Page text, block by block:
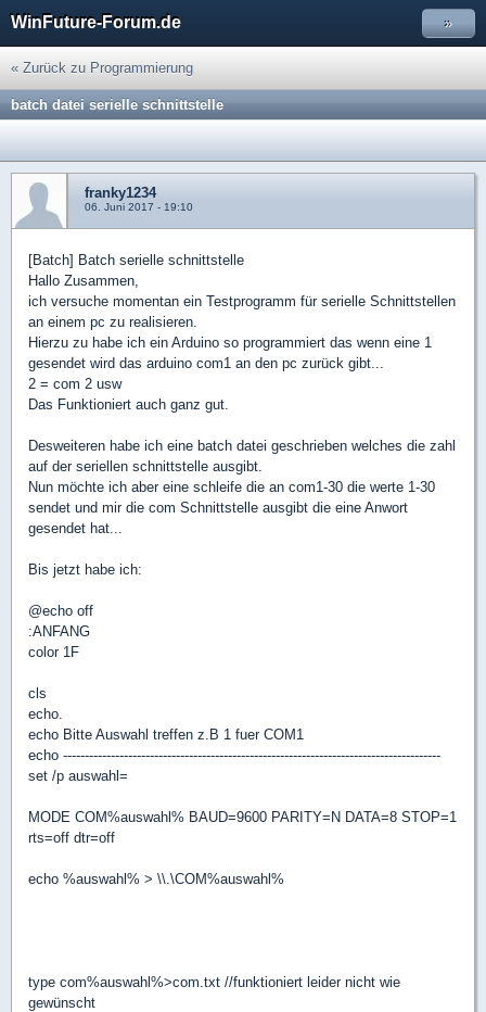
WinFuture-Forum.de »
« Zurück zu Programmierung
batch datei serielle schnittstelle
franky1234
06. Juni 2017 - 19:10
[Batch] Batch serielle schnittstelle
Hallo Zusammen,
ich versuche momentan ein Testprogramm für serielle Schnittstellen
an einem pc zu realisieren.
Hierzu zu habe ich ein Arduino so programmiert das wenn eine 1
gesendet wird das arduino com1 an den pc zurück gibt...
2 = com 2 usw
Das Funktioniert auch ganz gut.
Desweiteren habe ich eine batch datei geschrieben welches die zahl
auf der seriellen schnittstelle ausgibt.
Nun möchte ich aber eine schleife die an com1-30 die werte 1-30
sendet und mir die com Schnittstelle ausgibt die eine Anwort
gesendet hat...
Bis jetzt habe ich:
@echo off
:ANFANG
color 1F
cls
echo.
echo Bitte Auswahl treffen z.B 1 fuer COM1
echo ---------------------------------------------------------------------------------------
set /p auswahl=
MODE COM%auswahl% BAUD=9600 PARITY=N DATA=8 STOP=1
rts=off dtr=off
echo %auswahl% > \\.\COM%auswahl%
type com%auswahl%>com.txt //funktioniert leider nicht wie
gewünscht